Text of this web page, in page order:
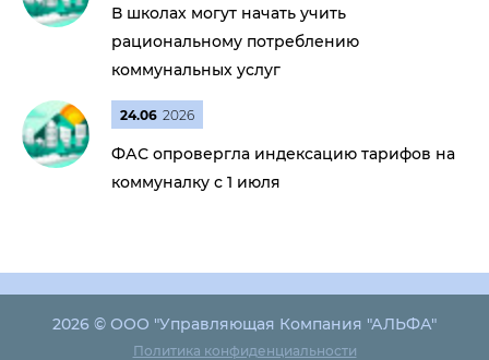
В школах могут начать учить
рациональному потреблению
коммунальных услуг
24.06 2026
ФАС опровергла индексацию тарифов на
коммуналку с 1 июля
2026 © ООО "Управляющая Компания "АЛЬФА"
Политика конфиденциальности